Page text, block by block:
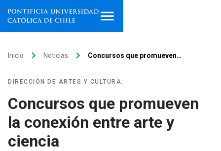
institutos
Investigación
Inicio keyboard_arrow_right Noticias keyboard_arrow_right Concursos que promueven…
DIRECCIÓN DE ARTES Y CULTURA:
Concursos que promueven
la conexión entre arte y
ciencia